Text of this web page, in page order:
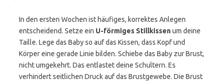
In den ersten Wochen ist häufiges, korrektes Anlegen
entscheidend. Setze ein U-förmiges Stillkissenum deine
Taille. Lege das Baby so auf das Kissen, dass Kopf und
Körper eine gerade Linie bilden. Schiebe das Baby zur Brust,
nicht umgekehrt. Das entlastet deine Schultern. Es
verhindert seitlichen Druck auf das Brustgewebe. Die Brust